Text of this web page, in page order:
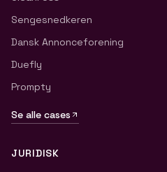
Sengesnedkeren
Dansk Annonceforening
Duefly
Prompty
Se alle cases
JURIDISK